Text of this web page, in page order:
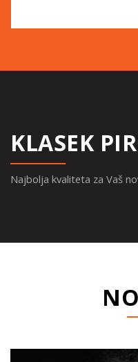
KLASEK
Najbolja kvaliteta za Vaš